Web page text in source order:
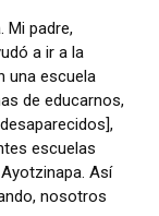
Mi padre,
a ir a la
una escuela
de educarnos,
escuelas
Así
nosotros